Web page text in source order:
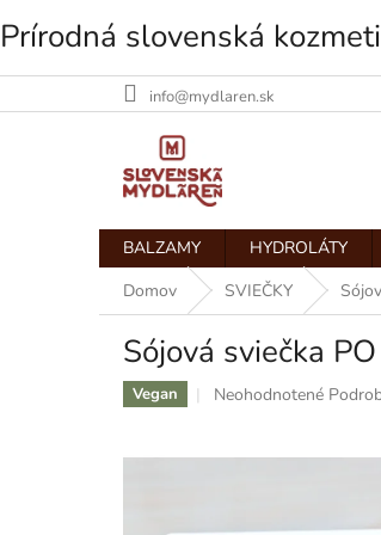
Prírodná slovenská
Prejsť
info@mydlaren.sk
BALZAMY HYDROLÁTY
Domov
SVIEČKY
Sójová sviečka
Vegan
Priemerné
je
5
Neohodnotené